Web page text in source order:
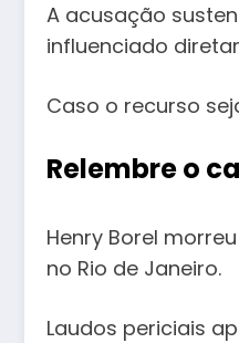
A acusação
influenciado
Caso o recurso
Relembre o
Henry Borel
no Rio de Janeiro.
Laudos periciais